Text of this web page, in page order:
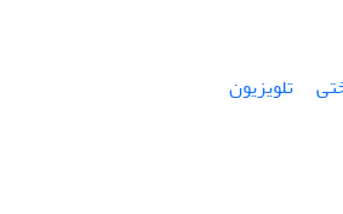
تلویزیون